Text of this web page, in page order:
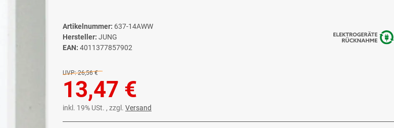
Artikelnummer: 637-14AWW
Hersteller: JUNG
EAN: 4011377857902
UVP: 26,56 €
13,47 €
inkl. 19% USt. , zzgl. Versand